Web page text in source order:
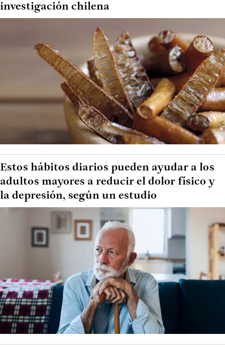
investigación chilena
Estos hábitos diarios pueden ayudar a los
adultos mayores a reducir el dolor físico y
la depresión, según un estudio